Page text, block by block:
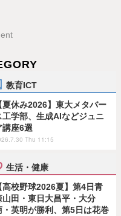
教育ICT
夏休み2026】東大メタバー
工学部、生成AIなどジュニ
講座6選
Thu 11:15
生活・健康
高校野球2026夏】第4日青
山田・東日大昌平・大分
・英明が勝利、第5日は花巻